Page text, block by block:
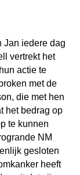
Jan iedere dag
vertrekt het
actie te
met de
die met hen
het bedrag op
te kunnen
NM
gesloten
heeft